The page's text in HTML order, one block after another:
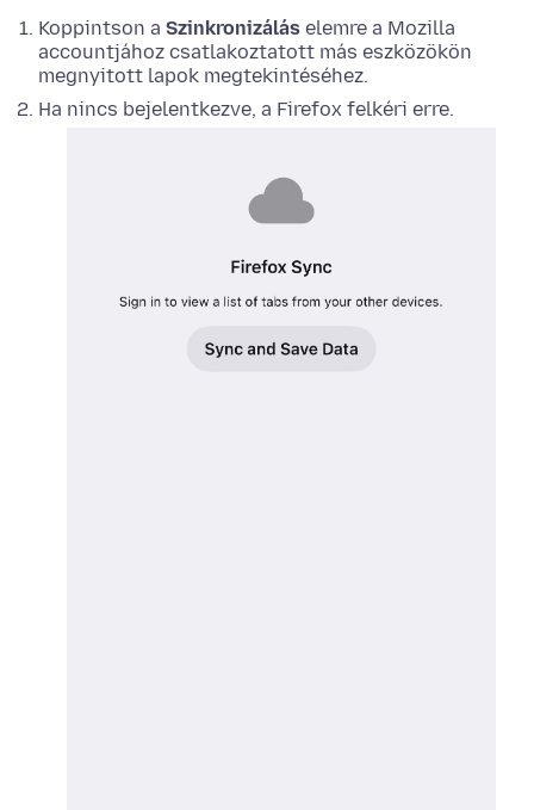
Koppintson a Szinkronizálás elemre a Mozilla
accountjához csatlakoztatott más eszközökön
megnyitott lapok megtekintéséhez.
Ha nincs bejelentkezve, a Firefox felkéri erre.